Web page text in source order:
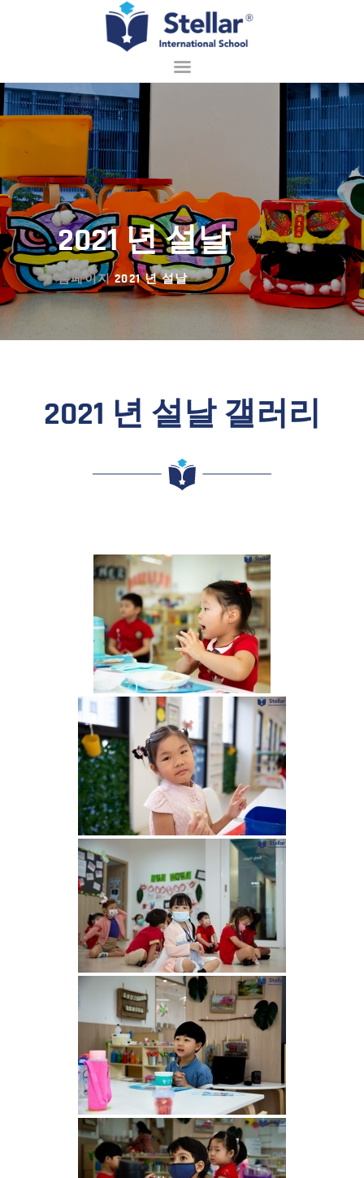
홈페이지
회사 소개
입학 안내
배우기
학교 생활
접촉
한국어
2021 년 설날
홈페이지 2021 년 설날
2021 년 설날 갤러리